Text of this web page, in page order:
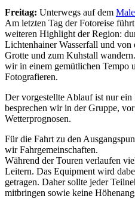
Freitag: Unterwegs auf dem
Am letzten Tag der Fotoreise
weiteren Highlight der Region:
Lichtenhainer Wasserfall und
Grotte und zum Kuhstall
wir in einem gemütlichen Tempo
Fotografieren.
Der vorgestellte Ablauf ist nur
besprechen wir in der Gruppe,
Wetterprognosen.
Für die Fahrt zu den
wir Fahrgemeinschaften.
Während der Touren verlaufen
Leitern. Das Equipment wird
getragen. Daher sollte jeder
mitbringen sowie keine